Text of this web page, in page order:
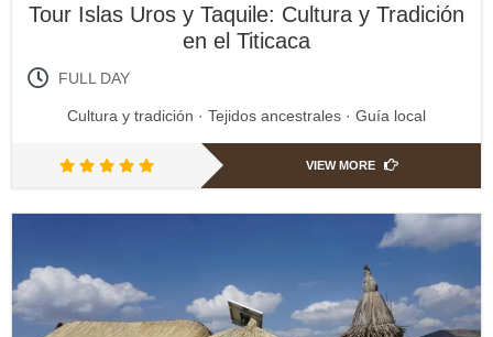
Tour Islas Uros y Taquile: Cultura y Tradición
en el Titicaca
FULL DAY
Cultura y tradición · Tejidos ancestrales · Guía local
VIEW MORE